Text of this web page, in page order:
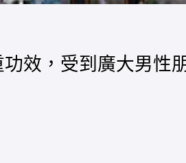
效，受到廣大男性